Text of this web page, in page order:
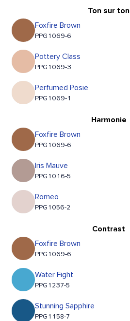
Ton sur ton
Foxfire Brown
PPG1069-6
Pottery Class
PPG1069-3
Perfumed Posie
PPG1069-1
Harmonie
Foxfire Brown
PPG1069-6
Iris Mauve
PPG1016-5
Romeo
PPG1056-2
Contrast
Foxfire Brown
PPG1069-6
Water Fight
PPG1237-5
Stunning Sapphire
PPG1158-7